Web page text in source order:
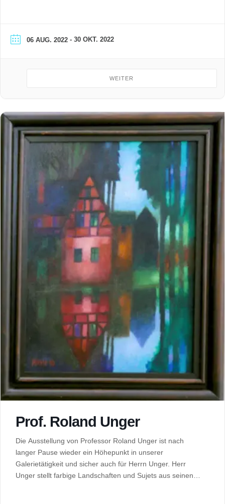
06 AUG. 2022 - 30 OKT. 2022
WEITER
Prof. Roland Unger
Die Ausstellung von Professor Roland Unger ist nach
langer Pause wieder ein Höhepunkt in unserer
Galerietätigkeit und sicher auch für Herrn Unger. Herr
Unger stellt farbige Landschaften und Sujets aus seinen